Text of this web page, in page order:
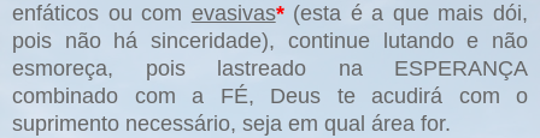
enfáticos ou com evasivas*(esta é a que mais dói,
pois não há sinceridade), continue lutando e não
esmoreça, pois lastreado na ESPERANÇA
combinado com a FÉ, Deus te acudirá com o
suprimento necessário, seja em qual área for.